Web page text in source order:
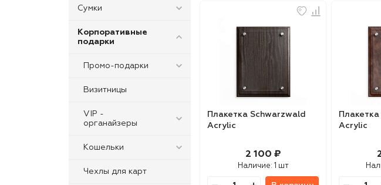
Сумки
Корпоративные
подарки
Промо-подарки
Визитницы
VIP -
oрганайзеры
Кошельки
Чехлы для карт
Плакетка Schwarzwald
Acrylic
2 100 ₽
Наличие: 1 шт
Acrylic